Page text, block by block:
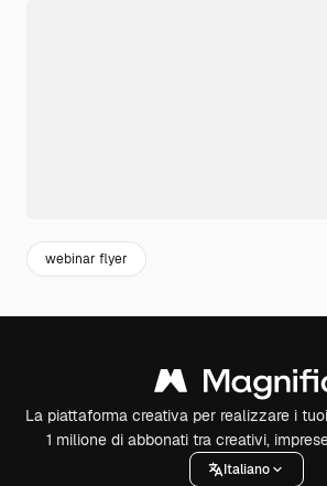
webinar flyer
La piattaforma creativa per realizzare i
1 milione di abbonati tra creativi,
Italiano